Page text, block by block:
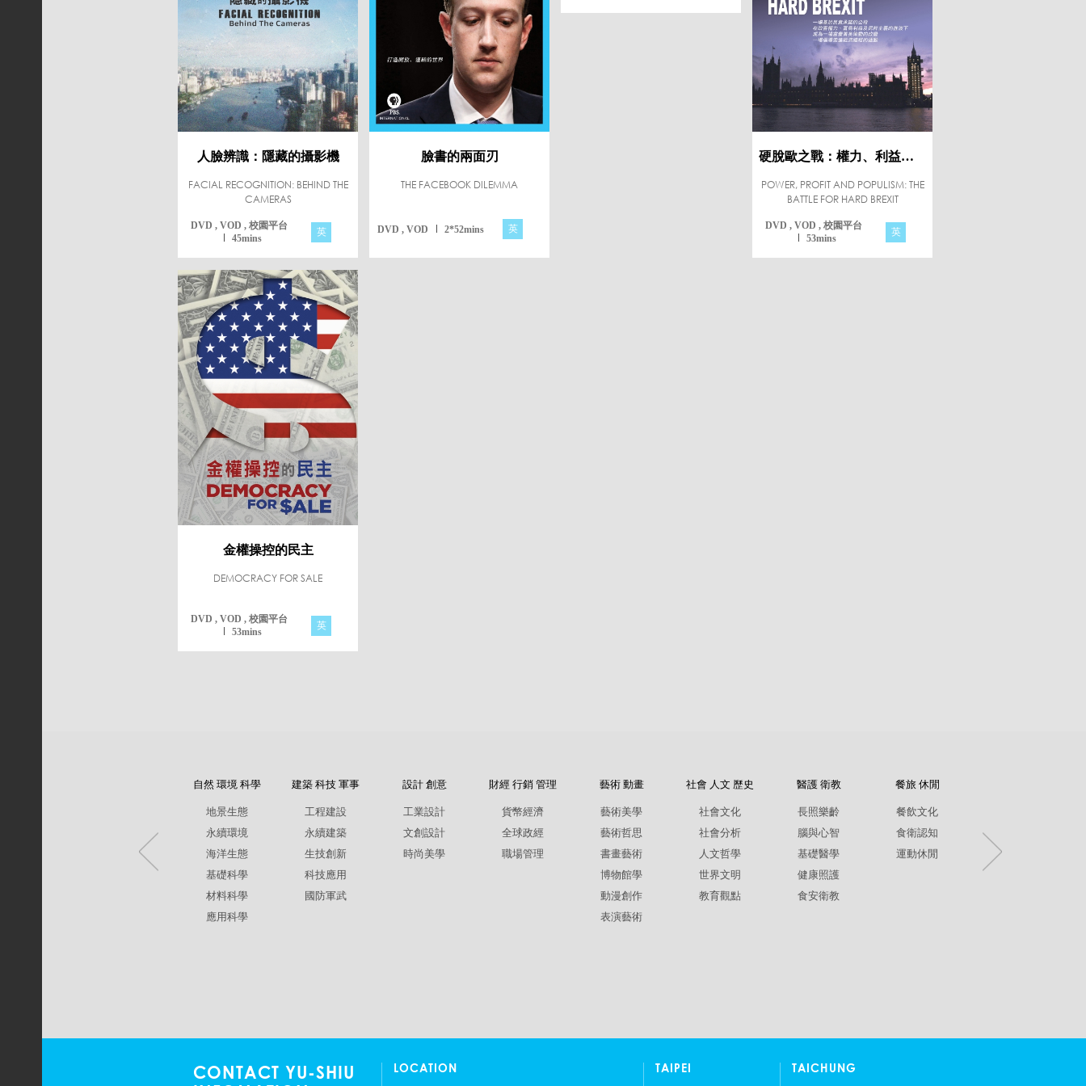
人臉辨識：隱藏的攝影機
FACIAL RECOGNITION: BEHIND THE
CAMERAS
DVD , VOD , 校園平台
45mins
英
臉書的兩面刃
THE FACEBOOK DILEMMA
DVD , VOD 2*52mins 英
硬脫歐之戰：權力、利益和民粹主義
POWER, PROFIT AND POPULISM: THE
BATTLE FOR HARD BREXIT
DVD , VOD , 校園平台
53mins
英
金權操控的民主
DEMOCRACY FOR SALE
DVD , VOD , 校園平台
53mins
英
自然 環境 科學
地景生態
永續環境
海洋生態
基礎科學
材料科學
應用科學
建築 科技 軍事
工程建設
永續建築
生技創新
科技應用
國防軍武
設計 創意
工業設計
文創設計
時尚美學
財經 行銷 管理
貨幣經濟
全球政經
職場管理
藝術 動畫
藝術美學
藝術哲思
書畫藝術
博物館學
動漫創作
表演藝術
社會 人文 歷史
社會文化
社會分析
人文哲學
世界文明
教育觀點
醫護 衛教
長照樂齡
腦與心智
基礎醫學
健康照護
食安衛教
餐旅 休閒
餐飲文化
食衛認知
運動休閒
社政人文
CONTACT YU-SHIU
LOCATION TAIPEI TAICHUNG